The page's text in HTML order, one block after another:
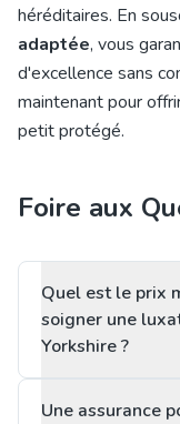
héréditaires. En
adaptée, vous
d'excellence sans
maintenant pour
petit protégé.
Foire aux
Quel est le prix
soigner une
Yorkshire ?
Une assurance